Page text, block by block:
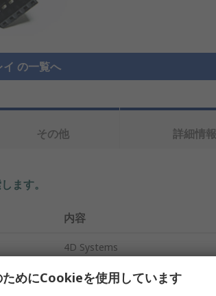
の一覧へ
その他 詳細情報
ます。
内容
4D Systems
Arduino互換ディスプレイ
ためにCookieを使用しています